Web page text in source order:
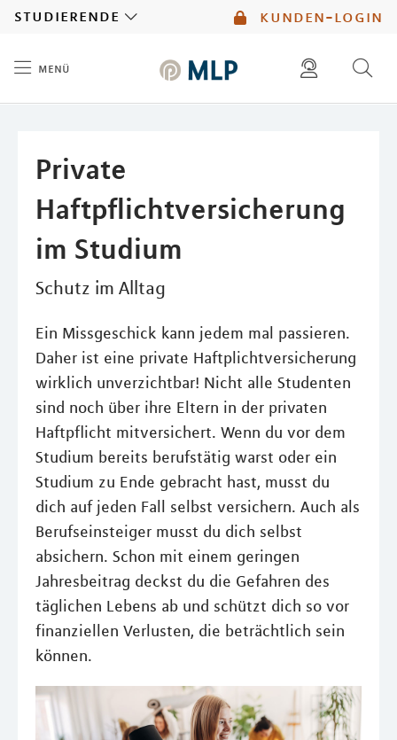
kunden-login
studierende
menü
Private
Haftpflichtversicherung
im Studium
Schutz im Alltag
Ein Missgeschick kann jedem mal passieren.
Daher ist eine private Haftplichtversicherung
wirklich unverzichtbar! Nicht alle Studenten
sind noch über ihre Eltern in der privaten
Haftpflicht mitversichert. Wenn du vor dem
Studium bereits berufstätig warst oder ein
Studium zu Ende gebracht hast, musst du
dich auf jeden Fall selbst versichern. Auch als
Berufseinsteiger musst du dich selbst
absichern. Schon mit einem geringen
Jahresbeitrag deckst du die Gefahren des
täglichen Lebens ab und schützt dich so vor
finanziellen Verlusten, die beträchtlich sein
können.